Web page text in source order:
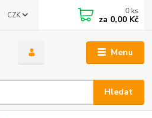
Menu
CZK
Hledat
0 ks
za 0,00 Kč